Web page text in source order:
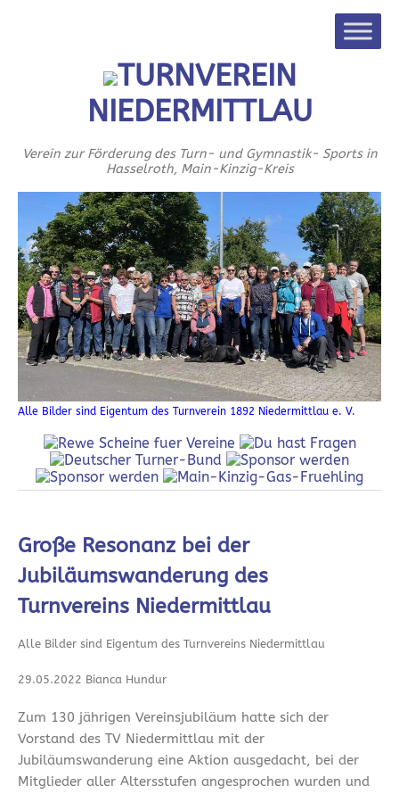
TURNVEREIN
NIEDERMITTLAU
Verein zur Förderung des Turn- und Gymnastik- Sports in
Hasselroth, Main-Kinzig-Kreis
Alle Bilder sind Eigentum des Turnverein 1892 Niedermittlau e. V.
Große Resonanz bei der
Jubiläumswanderung des
Turnvereins Niedermittlau
Alle Bilder sind Eigentum des Turnvereins Niedermittlau
29.05.2022 Bianca Hundur
Zum 130 jährigen Vereinsjubiläum hatte sich der
Vorstand des TV Niedermittlau mit der
Jubiläumswanderung eine Aktion ausgedacht, bei der
Mitglieder aller Altersstufen angesprochen wurden und